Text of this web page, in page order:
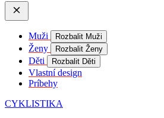
Muži Rozbalit Muži
Ženy Rozbalit Ženy
Děti Rozbalit Děti
Vlastní design
Príbehy
CYKLISTIKA